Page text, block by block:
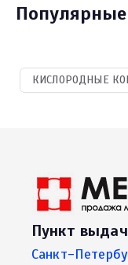
КИСЛОРОДНЫЕ
Пункт
Санкт-